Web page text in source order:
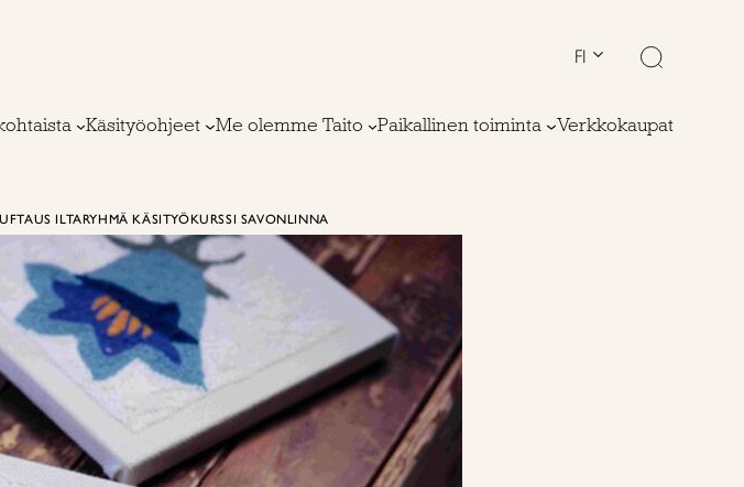
FI
Käsityöohjeet Me olemme Taito Paikallinen toiminta Verkkokaupat
ILTARYHMÄ KÄSITYÖKURSSI SAVONLINNA